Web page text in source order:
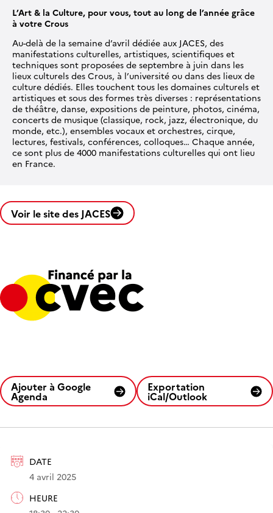
DATE
4 avril 2025
HEURE
L’Art & la Culture, pour vous, tout au long de l’année grâce
à votre Crous
Au-delà de la semaine d’avril dédiée aux JACES, des
manifestations culturelles, artistiques, scientifiques et
techniques sont proposées de septembre à juin dans les
lieux culturels des Crous, à l’université ou dans des lieux de
culture dédiés. Elles touchent tous les domaines culturels et
artistiques et sous des formes très diverses : représentations
de théâtre, danse, expositions de peinture, photos, cinéma,
concerts de musique (classique, rock, jazz, électronique, du
monde, etc.), ensembles vocaux et orchestres, cirque,
lectures, festivals, conférences, colloques… Chaque année,
ce sont plus de 4000 manifestations culturelles qui ont lieu
en France.
Voir le site des JACES
Ajouter à Google
Agenda
Exportation
iCal/Outlook